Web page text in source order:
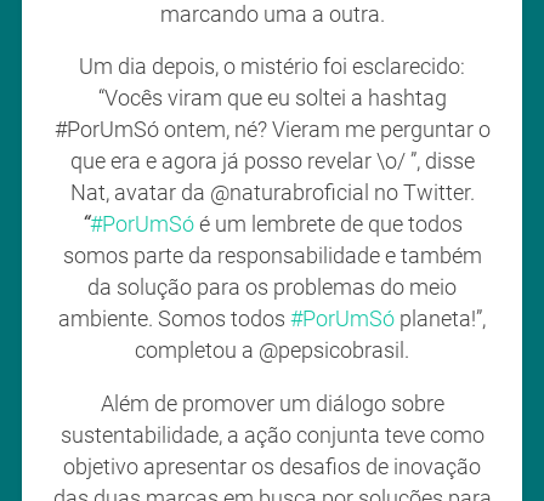
marcando uma a outra.
Um dia depois, o mistério foi esclarecido:
“Vocês viram que eu soltei a hashtag
#PorUmSó ontem, né? Vieram me perguntar o
que era e agora já posso revelar \o/ ”, disse
Nat, avatar da @naturabroficial no Twitter.
“#PorUmSóé um lembrete de que todos
somos parte da responsabilidade e também
da solução para os problemas do meio
ambiente. Somos todos #PorUmSó planeta!”,
completou a @pepsicobrasil.
Além de promover um diálogo sobre
sustentabilidade, a ação conjunta teve como
objetivo apresentar os desafios de inovação